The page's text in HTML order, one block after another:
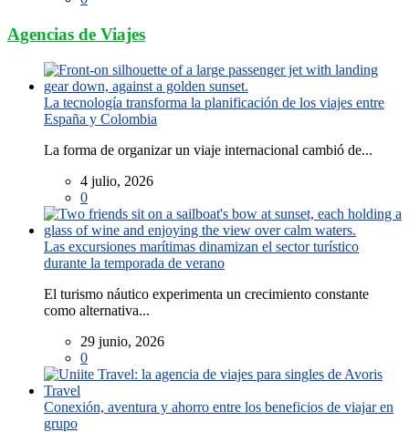
Agencias de Viajes
La tecnología transforma la planificación de los viajes entre
España y Colombia
La forma de organizar un viaje internacional cambió de...
4 julio, 2026
0
Las excursiones marítimas dinamizan el sector turístico
durante la temporada de verano
El turismo náutico experimenta un crecimiento constante
como alternativa...
29 junio, 2026
0
Conexión, aventura y ahorro entre los beneficios de viajar en
grupo